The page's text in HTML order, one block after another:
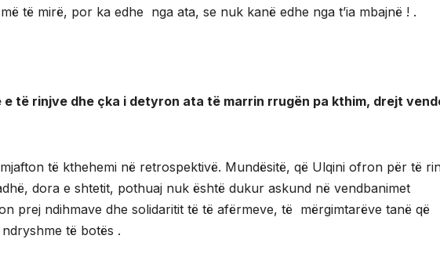
të mirë, por ka edhe nga ata, se nuk kanë edhe nga t’ia mbajnë ! .
e të rinjve dhe çka i detyron ata të marrin rrugën pa kthim, drejt
të kthehemi në retrospektivë. Mundësitë, që Ulqini ofron për të
dora e shtetit, pothuaj nuk është dukur askund në vendbanimet
prej ndihmave dhe solidaritit të të afërmeve, të mërgimtarëve tanë që
të botës .